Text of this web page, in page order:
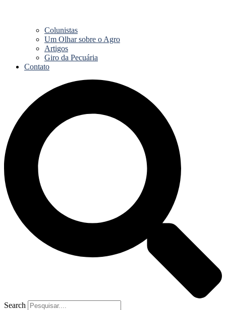
Colunistas
Um Olhar sobre o Agro
Artigos
Giro da Pecuária
Contato
Search